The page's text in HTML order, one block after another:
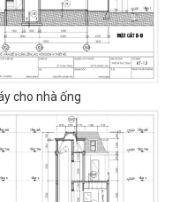
cho nhà ống